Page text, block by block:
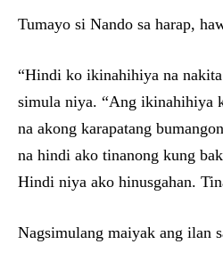
Tumayo si Nando sa harap,
“Hindi ko ikinahihiya na nakita
simula niya. “Ang ikinahihiya
na akong karapatang
na hindi ako tinanong kung
Hindi niya ako hinusgahan.
Nagsimulang maiyak ang ilan